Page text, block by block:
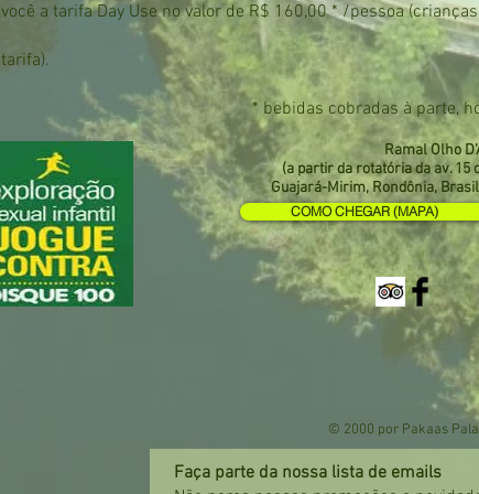
você a tarifa Day Use no valor de R$ 160,00 * /pessoa
tarifa).
* bebidas cobradas à parte,
Ramal Olho
(a partir da rotatória da av. 15
Guajará-Mirim, Rondônia,
COMO CHEGAR (MAPA)
© 2000 por Pakaas
Faça parte da nossa lista de emails